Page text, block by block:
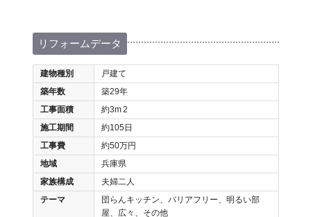
リフォームデータ
建物種別
戸建て
築年数
築29年
工事面積
約3m2
施工期間
約105日
工事費
約50万円
地域
兵庫県
家族構成
夫婦二人
テーマ
団らんキッチン、バリアフリー、明るい部
屋、広々、その他